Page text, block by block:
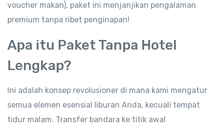
voucher makan), paket ini menjanjikan pengalaman
premium tanpa ribet penginapan!
Apa itu Paket Tanpa Hotel
Lengkap?
Ini adalah konsep revolusioner di mana kami mengatur
semua elemen esensial liburan Anda, kecuali tempat
tidur malam. Transfer bandara ke titik awal